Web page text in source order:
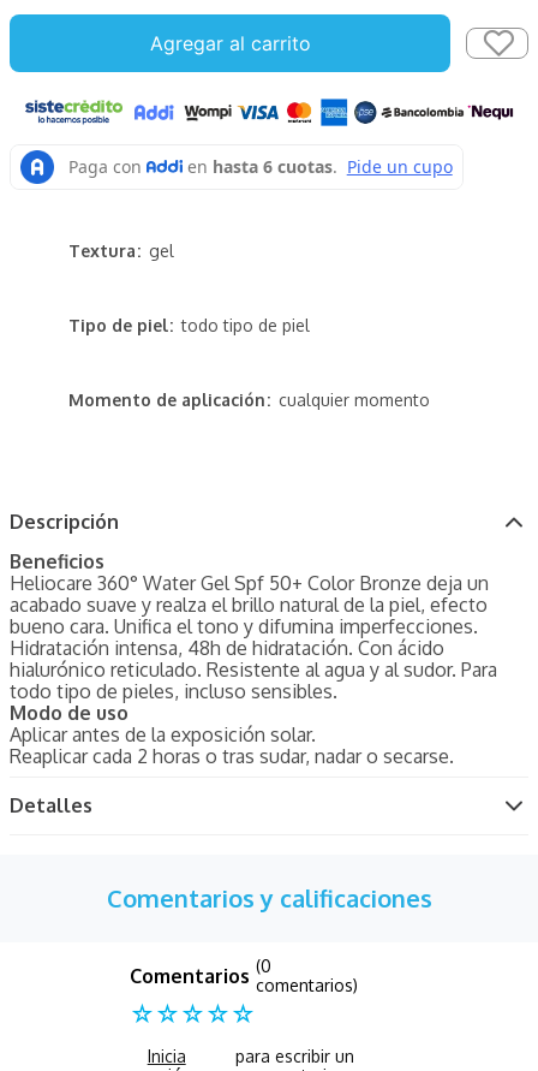
Agregar al carrito
Tipo de piel todo tipo de piel
Textura gel
Momento de aplicación cualquier momento
Descripción
Beneficios
Heliocare 360° Water Gel Spf 50+ Color Bronze deja un
acabado suave y realza el brillo natural de la piel, efecto
bueno cara. Unifica el tono y difumina imperfecciones.
Hidratación intensa, 48h de hidratación. Con ácido
hialurónico reticulado. Resistente al agua y al sudor. Para
todo tipo de pieles, incluso sensibles.
Modo de uso
Aplicar antes de la exposición solar.
Reaplicar cada 2 horas o tras sudar, nadar o secarse.
Detalles
Comentarios y calificaciones
☆☆☆☆☆
(0
comentarios)